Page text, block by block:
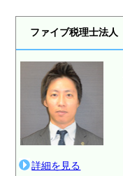
ファイブ税理士法人
詳細を見る